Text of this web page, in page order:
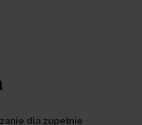
dla zupełnie